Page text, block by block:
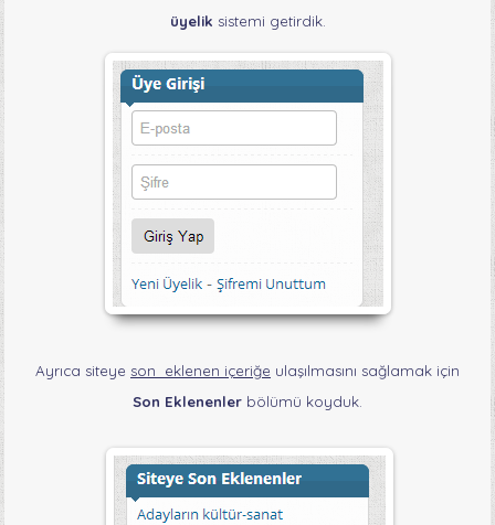
üyelik sistemi getirdik.
Ayrıca siteye son eklenen içeriğe ulaşılmasını sağlamak için
Son Eklenenler bölümü koyduk.